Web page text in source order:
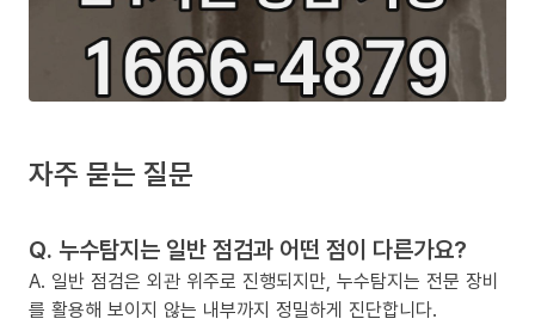
자주 묻는 질문
Q. 누수탐지는 일반 점검과 어떤 점이 다른가요?
A. 일반 점검은 외관 위주로 진행되지만, 누수탐지는 전문 장비
를 활용해 보이지 않는 내부까지 정밀하게 진단합니다.